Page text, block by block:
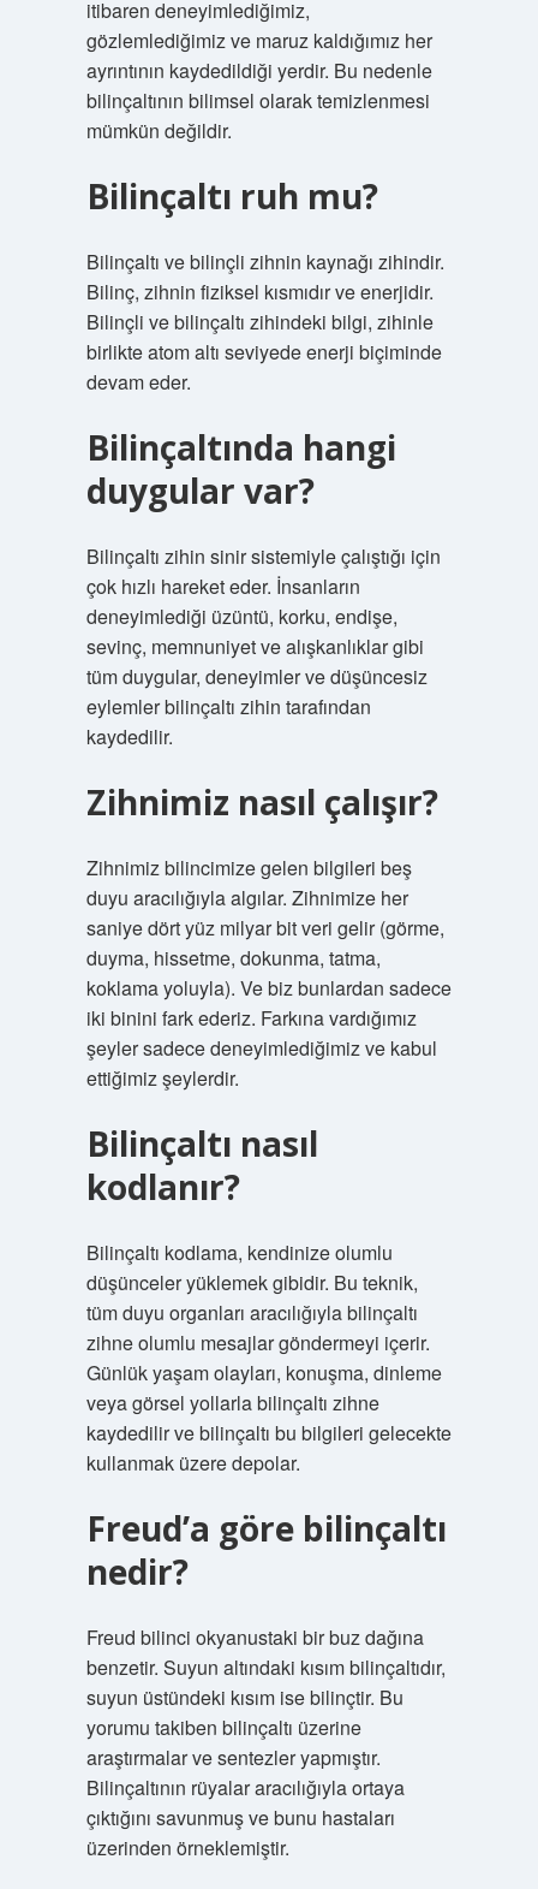
itibaren deneyimlediğimiz,
gözlemlediğimiz ve maruz kaldığımız her
ayrıntının kaydedildiği yerdir. Bu nedenle
bilinçaltının bilimsel olarak temizlenmesi
mümkün değildir.
Bilinçaltı ruh mu?
Bilinçaltı ve bilinçli zihnin kaynağı zihindir.
Bilinç, zihnin fiziksel kısmıdır ve enerjidir.
Bilinçli ve bilinçaltı zihindeki bilgi, zihinle
birlikte atom altı seviyede enerji biçiminde
devam eder.
Bilinçaltında hangi
duygular var?
Bilinçaltı zihin sinir sistemiyle çalıştığı için
çok hızlı hareket eder. İnsanların
deneyimlediği üzüntü, korku, endişe,
sevinç, memnuniyet ve alışkanlıklar gibi
tüm duygular, deneyimler ve düşüncesiz
eylemler bilinçaltı zihin tarafından
kaydedilir.
Zihnimiz nasıl çalışır?
Zihnimiz bilincimize gelen bilgileri beş
duyu aracılığıyla algılar. Zihnimize her
saniye dört yüz milyar bit veri gelir (görme,
duyma, hissetme, dokunma, tatma,
koklama yoluyla). Ve biz bunlardan sadece
iki binini fark ederiz. Farkına vardığımız
şeyler sadece deneyimlediğimiz ve kabul
ettiğimiz şeylerdir.
Bilinçaltı nasıl
kodlanır?
Bilinçaltı kodlama, kendinize olumlu
düşünceler yüklemek gibidir. Bu teknik,
tüm duyu organları aracılığıyla bilinçaltı
zihne olumlu mesajlar göndermeyi içerir.
Günlük yaşam olayları, konuşma, dinleme
veya görsel yollarla bilinçaltı zihne
kaydedilir ve bilinçaltı bu bilgileri gelecekte
kullanmak üzere depolar.
Freud’a göre bilinçaltı
nedir?
Freud bilinci okyanustaki bir buz dağına
benzetir. Suyun altındaki kısım bilinçaltıdır,
suyun üstündeki kısım ise bilinçtir. Bu
yorumu takiben bilinçaltı üzerine
araştırmalar ve sentezler yapmıştır.
Bilinçaltının rüyalar aracılığıyla ortaya
çıktığını savunmuş ve bunu hastaları
üzerinden örneklemiştir.